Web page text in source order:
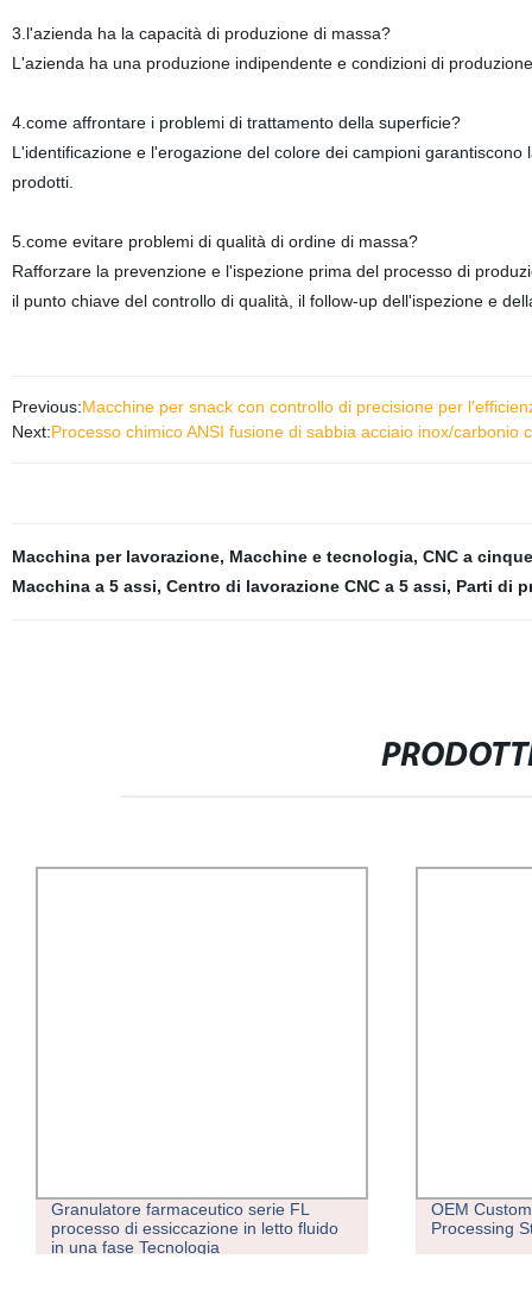
3.l'azienda ha la capacità di produzione di massa?
L'azienda ha una produzione indipendente e condizioni di
4.come affrontare i problemi di trattamento della superficie?
L'identificazione e l'erogazione del colore dei campioni
prodotti.
5.come evitare problemi di qualità di ordine di massa?
Rafforzare la prevenzione e l'ispezione prima del processo di
il punto chiave del controllo di qualità, il follow-up dell'ispezione e
Previous:Macchine per snack con controllo di precisione per
Next:Processo chimico ANSI fusione di sabbia acciaio inox/carbonio
Macchina per lavorazione, Macchine e tecnologia, CNC a
Macchina a 5 assi, Centro di lavorazione CNC a 5 assi, Parti di
Granulatore farmaceutico serie FL
processo di essiccazione in letto fluido
in una fase Tecnologia
OEM
Processing